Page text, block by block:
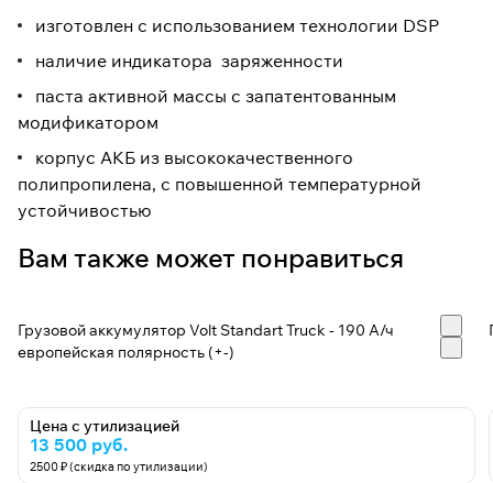
изготовлен с использованием технологии DSP
наличие индикатора заряженности
паста активной массы с запатентованным
модификатором
корпус АКБ из высококачественного
полипропилена, с повышенной температурной
устойчивостью
Вам также может понравиться
Грузовой аккумулятор Volt Standart Truck - 190 А/ч
европейская полярность (+-)
Цена с утилизацией
13 500 руб.
2500 ₽ (скидка по утилизации)